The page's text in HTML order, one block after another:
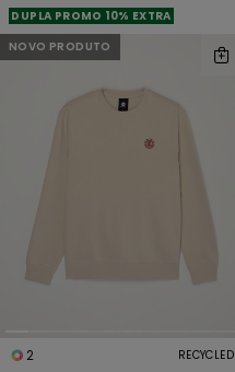
DUPLA PROMO 10% EXTRA
NOVO PRODUTO
2 RECYCLED